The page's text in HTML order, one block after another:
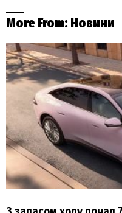
More From: Новини